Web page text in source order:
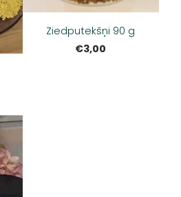
Ziedputekšņi 90 g
€3,00